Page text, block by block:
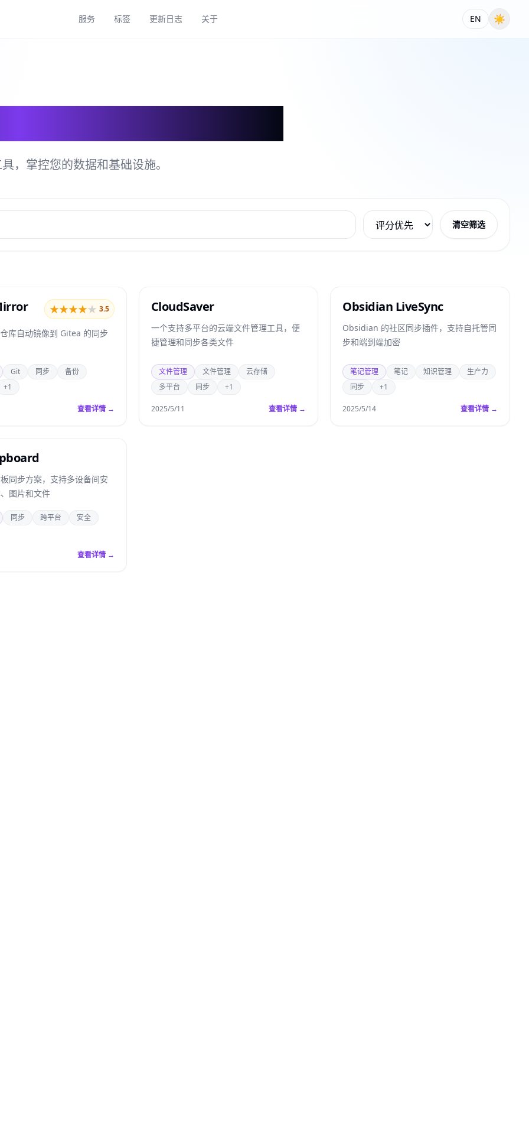
服务 标签 更新日志 关于 EN ☀
，掌控您的数据和基础设施。
清空筛选
★★★★★ 3.5
库自动镜像到 Gitea 的同步
Git 同步
备份
+1
查看详情 →
CloudSaver
一个支持多平台的云端文件管理工具，便
捷管理和同步各类文件
文件管理 文件管理
云存储
多平台
同步 +1
2025/5/11 查看详情 →
Obsidian LiveSync
Obsidian 的社区同步插件，支持自托管同
步和端到端加密
笔记管理 笔记 知识管理
生产力
同步
+1
2025/5/14 查看详情 →
同步方案，支持多设备间安
图片和文件
同步 跨平台 安全
查看详情 →